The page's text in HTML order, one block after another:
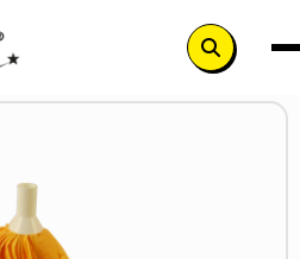
Search
button